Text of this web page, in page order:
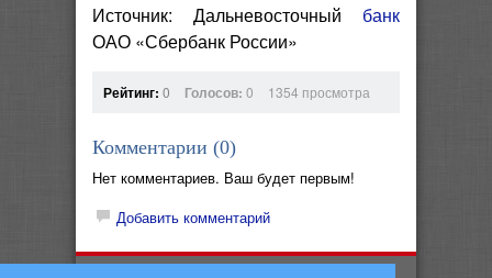
Источник: Дальневосточный банк
ОАО «Сбербанк России»
Рейтинг: 0 Голосов: 0 1354 просмотра
Комментарии (0)
Нет комментариев. Ваш будет первым!
Добавить комментарий